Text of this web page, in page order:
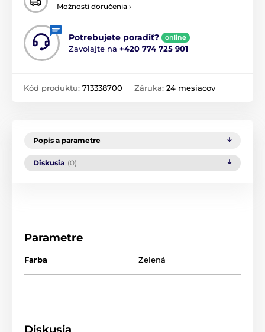
Možnosti doručenia ›
Potrebujete poradiť? online
Zavolajte na +420 774 725 901
Kód produktu: 713338700 Záruka: 24 mesiacov
Popis a parametre
Diskusia (0)
Parametre
Farba Zelená